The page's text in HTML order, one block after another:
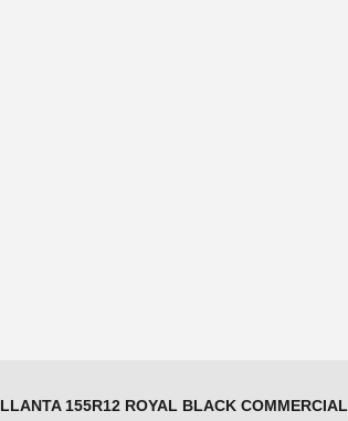
LLANTA 155R12 ROYAL BLACK COMMERCIAL